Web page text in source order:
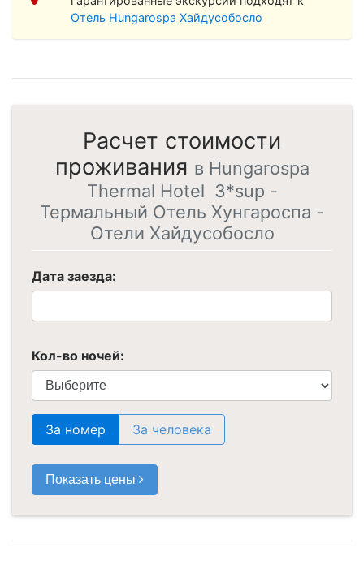
Отель Hungarospa Хайдусобосло
Расчет стоимости
проживания в Hungarospa
Thermal Hotel 3*sup -
Термальный Отель Хунгароспа -
Отели Хайдусобосло
Дата заезда:
Кол-во ночей:
За номер За человека
Показать цены